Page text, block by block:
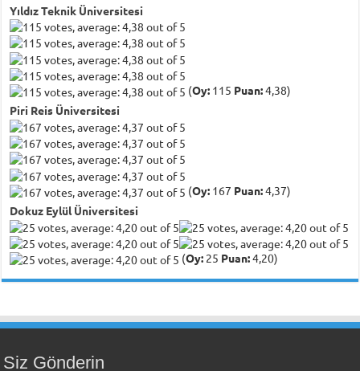
Yıldız Teknik Üniversitesi
(Oy: 115 Puan:4,38)
Piri Reis Üniversitesi
(Oy: 167 Puan:4,37)
Dokuz Eylül Üniversitesi
(Oy: 25 Puan:4,20)
Siz Gönderin